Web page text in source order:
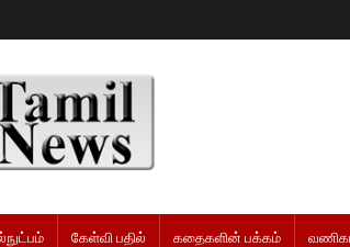
கேள்வி பதில் கதைகளின் பக்கம்